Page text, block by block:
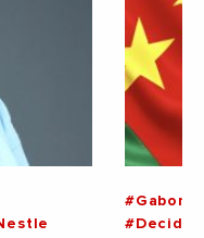
#Gabon